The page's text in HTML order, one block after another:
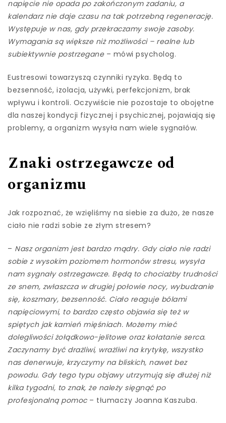
napięcie nie opada po zakończonym zadaniu, a
kalendarz nie daje czasu na tak potrzebną regenerację.
Występuje w nas, gdy przekraczamy swoje zasoby.
Wymagania są większe niż możliwości – realne lub
subiektywnie postrzegane– mówi psycholog.
Eustresowi towarzyszą czynniki ryzyka. Będą to
bezsenność, izolacja, używki, perfekcjonizm, brak
wpływu i kontroli. Oczywiście nie pozostaje to obojętne
dla naszej kondycji fizycznej i psychicznej, pojawiają się
problemy, a organizm wysyła nam wiele sygnałów.
Znaki ostrzegawcze od
organizmu
Jak rozpoznać, że wzięliśmy na siebie za dużo, że nasze
ciało nie radzi sobie ze złym stresem?
– Nasz organizm jest bardzo mądry. Gdy ciało nie radzi
sobie z wysokim poziomem hormonów stresu, wysyła
nam sygnały ostrzegawcze. Będą to chociażby trudności
ze snem, zwłaszcza w drugiej połowie nocy, wybudzanie
się, koszmary, bezsenność. Ciało reaguje bólami
napięciowymi, to bardzo często objawia się też w
spiętych jak kamień mięśniach. Możemy mieć
dolegliwości żołądkowo-jelitowe oraz kołatanie serca.
Zaczynamy być drażliwi, wrażliwi na krytykę, wszystko
nas denerwuje, krzyczymy na bliskich, nawet bez
powodu. Gdy tego typu objawy utrzymują się dłużej niż
kilka tygodni, to znak, że należy sięgnąć po
profesjonalną pomoc– tłumaczy Joanna Kaszuba.